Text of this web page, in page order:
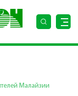
Малайзии